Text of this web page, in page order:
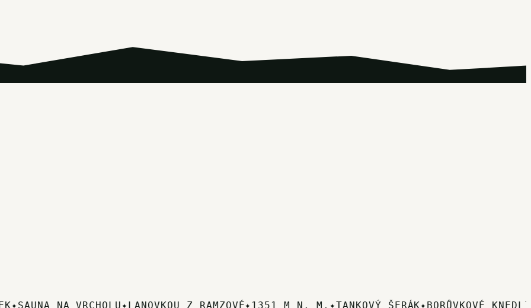
SAUNA NA VRCHOLU✦ LANOVKOU Z RAMZOVÉ✦1351 M N. M. ✦ TANKOVÝ ŠERÁK✦BORŮVKOVÉ KNEDLÍKY